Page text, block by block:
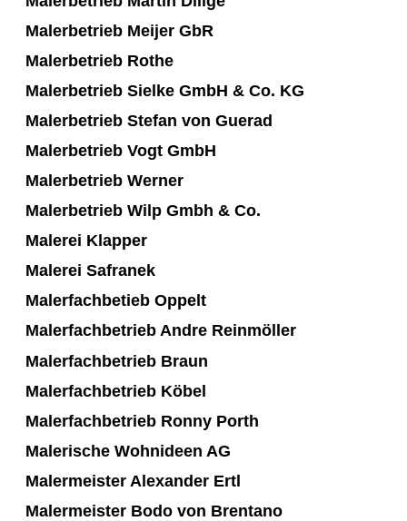
Malerbetrieb Meijer GbR
Malerbetrieb Rothe
Malerbetrieb Sielke GmbH & Co. KG
Malerbetrieb Stefan von Guerad
Malerbetrieb Vogt GmbH
Malerbetrieb Werner
Malerbetrieb Wilp Gmbh & Co.
Malerei Klapper
Malerei Safranek
Malerfachbetieb Oppelt
Malerfachbetrieb Andre Reinmöller
Malerfachbetrieb Braun
Malerfachbetrieb Köbel
Malerfachbetrieb Ronny Porth
Malerische Wohnideen AG
Malermeister Alexander Ertl
Malermeister Bodo von Brentano